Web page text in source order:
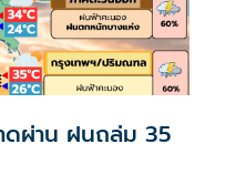
ผ่าน ฝนถล่ม 35